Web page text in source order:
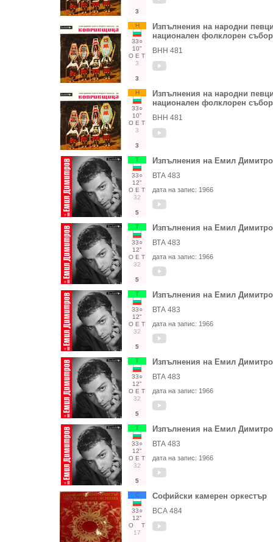
3
Н
33○
10"
О Е Т
3
3
Изпълнения на народни
национален фолклорен
ВНН 481
Н
33○
10"
О Е Т
3
3
Изпълнения на народни
национален фолклорен
ВНН 481
Т
33○
12"
О Е Т
32
5
Изпълнения на Емил
ВТА 483
дата на запис: 1966
Т
33○
12"
О Е Т
32
5
Изпълнения на Емил
ВТА 483
дата на запис: 1966
Т
33○
12"
О Е Т
32
5
Изпълнения на Емил
ВТА 483
дата на запис: 1966
Т
33○
12"
О Е Т
32
5
Изпълнения на Емил
ВТА 483
дата на запис: 1966
Т
33○
12"
О Е Т
32
5
Изпълнения на Емил
ВТА 483
дата на запис: 1966
С
33○
12"
О
Т
17
Софийски камерен оркестър
ВСА 484